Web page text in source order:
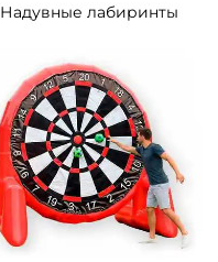
Надувные лабиринты